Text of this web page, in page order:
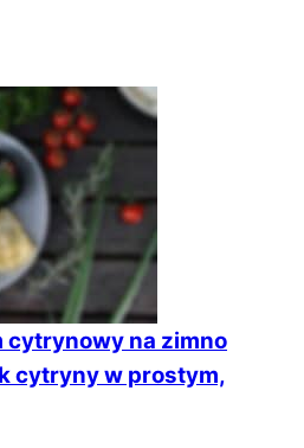
cytrynowy na zimno
cytryny w prostym,